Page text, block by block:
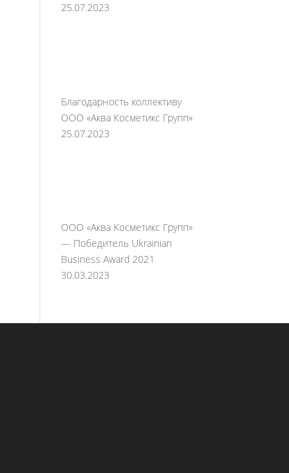
25.07.2023
Благодарность коллективу
ООО «Аква Косметикс Групп»
25.07.2023
ООО «Аква Косметикс Групп»
— Победитель Ukrainian
Business Award 2021
30.03.2023